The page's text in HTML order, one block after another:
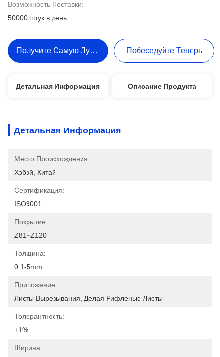
Возможность Поставки:
50000 штук в день
Получите Самую Лучшую Цену Побеседуйте Теперь
Детальная Информация Описание Продукта
Детальная Информация
Место Происхождения:
Хэбэй, Китай
Сертификация:
ISO9001
Покрытие:
Z81~Z120
Толщина:
0.1-5mm
Приложение:
Листы Вырезывания, Делая Рифленые Листы
Толерантность:
±1%
Ширина: